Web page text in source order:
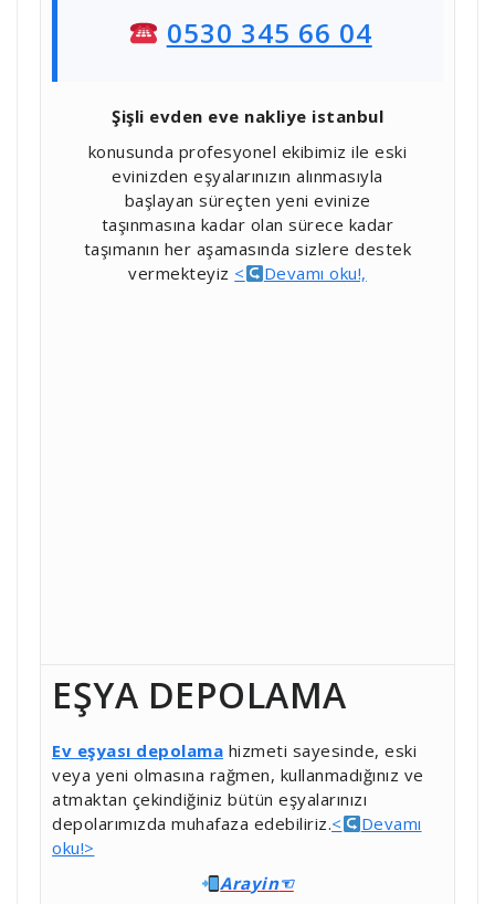
0530 345 66 04
Şişli evden eve nakliye istanbul
konusunda profesyonel ekibimiz ile eski
evinizden eşyalarınızın alınmasıyla
başlayan süreçten yeni evinize
taşınmasına kadar olan sürece kadar
taşımanın her aşamasında sizlere destek
vermekteyiz < Devamı oku!,
EŞYA DEPOLAMA
Ev eşyası depolama hizmeti sayesinde, eski
veya yeni olmasına rağmen, kullanmadığınız ve
atmaktan çekindiğiniz bütün eşyalarınızı
depolarımızda muhafaza edebiliriz.<
Devamı
oku!>
Arayin☜